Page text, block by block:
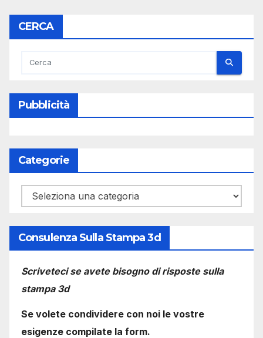
CERCA
Pubblicità
Categorie
Categorie
Consulenza Sulla Stampa 3d
Scriveteci se avete bisogno di risposte sulla
stampa 3d
Se volete condividere con noi le vostre
esigenze compilate la form.